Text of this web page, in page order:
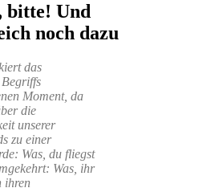
bitte! Und
noch dazu
das
Moment, da
die
unserer
zu einer
Was, du fliegst
Was, ihr
ihren